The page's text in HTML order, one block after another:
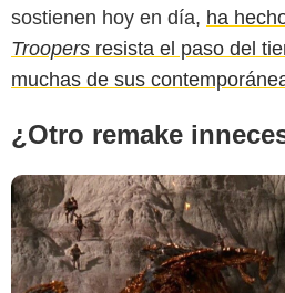
sostienen hoy en día, ha
Troopers resista el paso del
muchas de sus
¿Otro remake